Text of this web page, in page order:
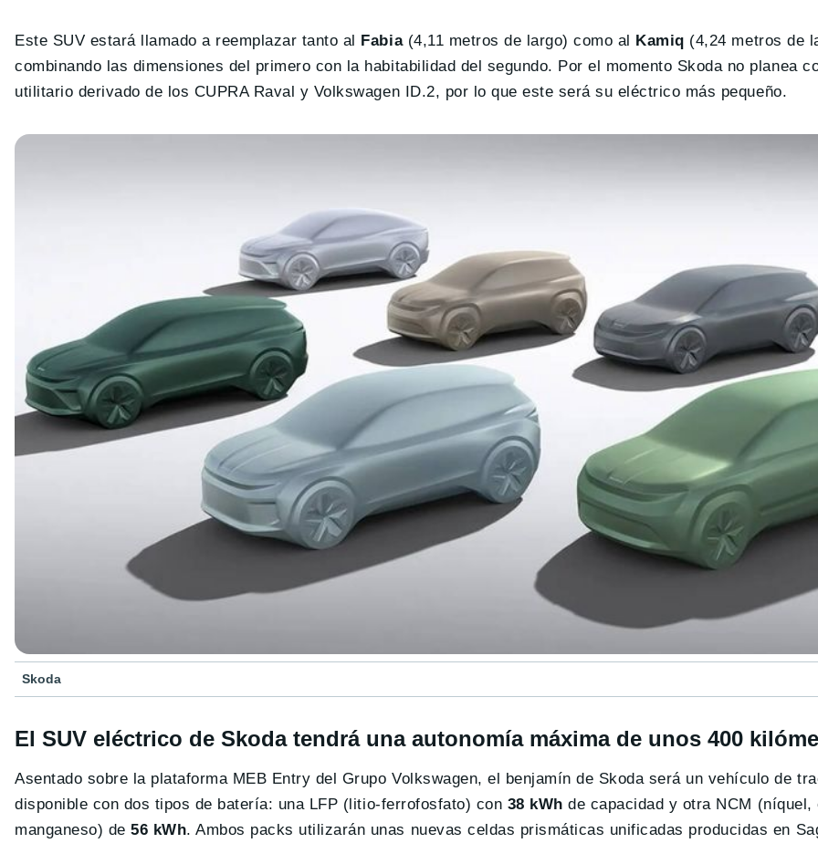
Este SUV estará llamado a reemplazar tanto al Fabia(4,11 metros de largo) como al Kamiq (4,24 metros de
combinando las dimensiones del primero con la habitabilidad del segundo. Por el momento Skoda no planea
utilitario derivado de los CUPRA Raval y Volkswagen ID.2, por lo que este será su eléctrico más pequeño.
Skoda
El SUV eléctrico de Skoda tendrá una autonomía máxima de unos 400
Asentado sobre la plataforma MEB Entry del Grupo Volkswagen, el benjamín de Skoda será un vehículo de
disponible con dos tipos de batería: una LFP (litio-ferrofosfato) con 38 kWh de capacidad y otra NCM (níquel,
manganeso) de56 kWh. Ambos packs utilizarán unas nuevas celdas prismáticas unificadas producidas en